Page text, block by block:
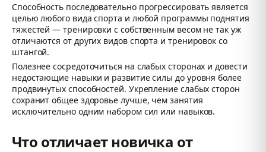
Способность последовательно прогрессировать является
целью любого вида спорта и любой программы поднятия
тяжестей — тренировки с собственным весом не так уж
отличаются от других видов спорта и тренировок со
штангой.
Полезнее сосредоточиться на слабых сторонах и довести
недостающие навыки и развитие силы до уровня более
продвинутых способностей. Укрепление слабых сторон
сохранит общее здоровье лучше, чем занятия
исключительно одним набором сил или навыков.
Что отличает новичка от